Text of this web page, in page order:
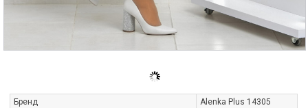
Бренд
Alenka Plus 14305